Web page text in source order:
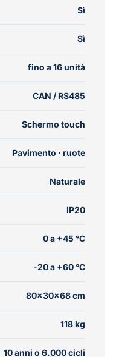
Sì
Sì
fino a 16 unità
CAN / RS485
Schermo touch
Pavimento · ruote
Naturale
IP20
0 a +45 °C
-20 a +60 °C
80×30×68 cm
118 kg
10 anni o 6.000 cicli